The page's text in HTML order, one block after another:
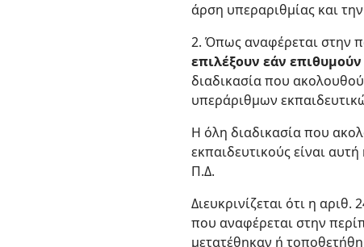
άρση υπεραριθμίας και
2. Όπως αναφέρεται στην
επιλέξουν εάν
διαδικασία που
υπεράριθμων
Η όλη διαδικασία που
εκπαιδευτικούς είναι
Π.Δ.
Διευκρινίζεται ότι η
που αναφέρεται στην
μετατέθηκαν ή